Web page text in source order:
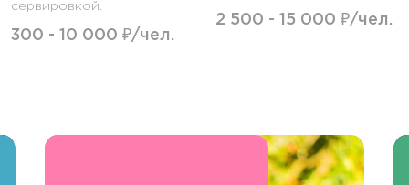
сервировкой.
300 - 10 000 ₽/чел.
2 500 - 15 000 ₽/чел.